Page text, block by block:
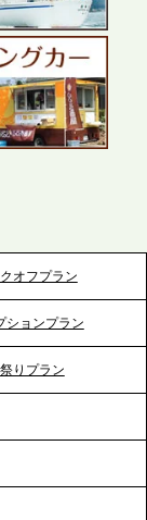
大型イベ
拠点を活
セカンド
セカンド
オフプラン
ションプラン
りプラン